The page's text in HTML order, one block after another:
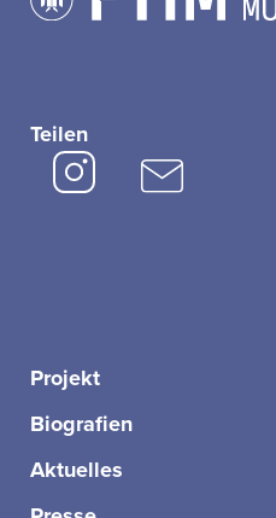
Teilen
Projekt
Biografien
Aktuelles